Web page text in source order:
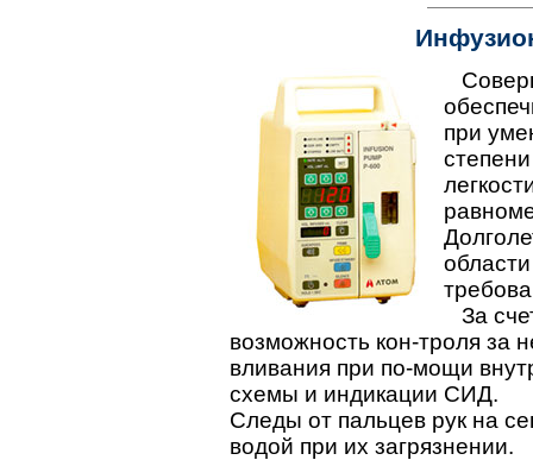
при
За
возможность кон-троля за
вливания при по-мощи
схемы и индикации СИД.
Следы от пальцев рук на
водой при их загрязнении.